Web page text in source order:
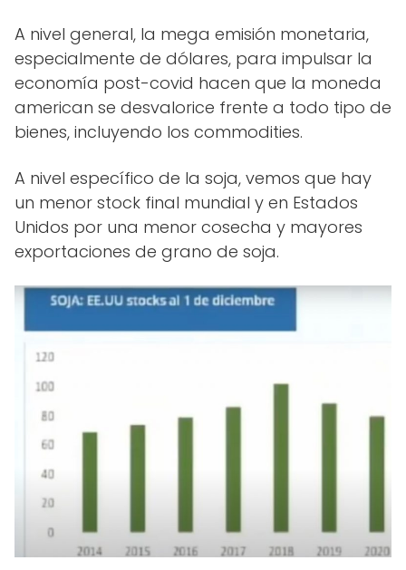
A nivel general, la mega emisión monetaria,
especialmente de dólares, para impulsar la
economía post-covid hacen que la moneda
american se desvalorice frente a todo tipo de
bienes, incluyendo los commodities.
A nivel específico de la soja, vemos que hay
un menor stock final mundial y en Estados
Unidos por una menor cosecha y mayores
exportaciones de grano de soja.